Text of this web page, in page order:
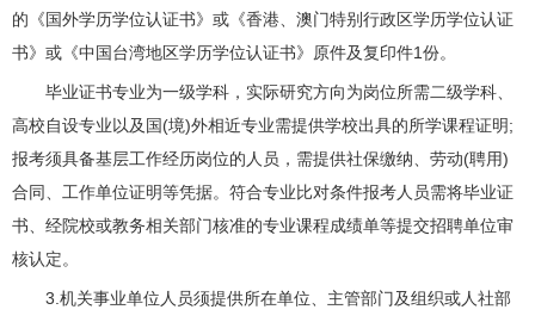
的《国外学历学位认证书》或《香港、澳门特别行政区学历学位认证
书》或《中国台湾地区学历学位认证书》原件及复印件1份。
毕业证书专业为一级学科，实际研究方向为岗位所需二级学科、
高校自设专业以及国(境)外相近专业需提供学校出具的所学课程证明;
报考须具备基层工作经历岗位的人员，需提供社保缴纳、劳动(聘用)
合同、工作单位证明等凭据。符合专业比对条件报考人员需将毕业证
书、经院校或教务相关部门核准的专业课程成绩单等提交招聘单位审
核认定。
3.机关事业单位人员须提供所在单位、主管部门及组织或人社部